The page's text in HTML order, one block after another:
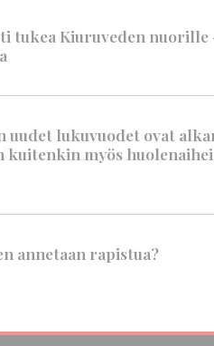
tukea Kiuruveden nuorille
lukuvuodet ovat
kuitenkin myös
annetaan rapistua?